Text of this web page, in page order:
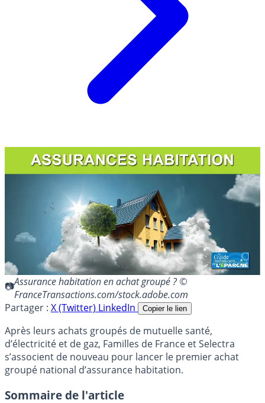
Assurance habitation en achat groupé ? ©
FranceTransactions.com/stock.adobe.com
Partager : X (Twitter) LinkedIn Copier le lien
Après leurs achats groupés de mutuelle santé,
d’électricité et de gaz, Familles de France et Selectra
s’associent de nouveau pour lancer le premier achat
groupé national d’assurance habitation.
Sommaire de l'article